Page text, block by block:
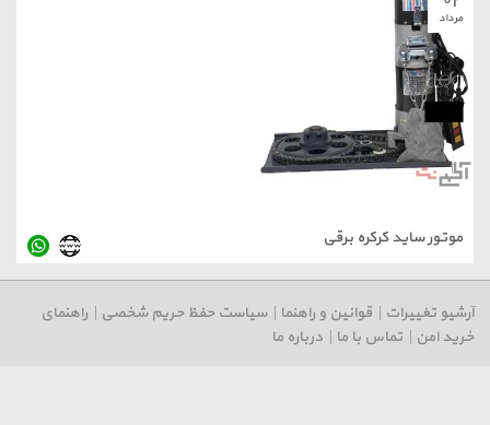
مرداد
موتور ساید کرکره برقی
تغییرات|قوانین و راهنما|سیاست حفظ حریم شخصی|راهنمای
امن|تماس با ما|درباره ما